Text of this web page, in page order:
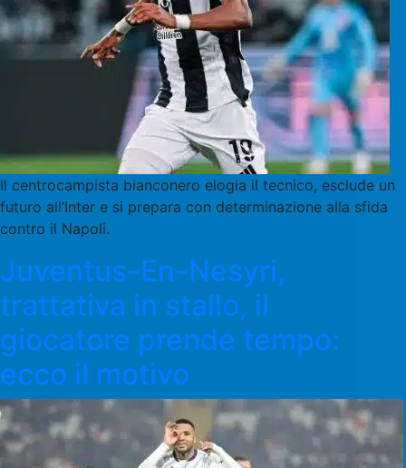
Il centrocampista bianconero elogia il tecnico, esclude un
futuro all’Inter e si prepara con determinazione alla sfida
contro il Napoli.
Juventus-En-Nesyri,
trattativa in stallo, il
giocatore prende tempo:
ecco il motivo